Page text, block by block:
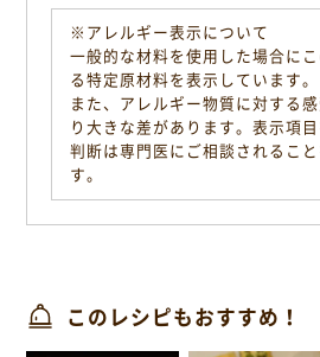
※アレルギー表示について
一般的な材料を使用した場合に
る特定原材料を表示しています。
また、アレルギー物質に対する
り大きな差があります。表示項
判断は専門医にご相談されるこ
す。
このレシピもおすすめ！